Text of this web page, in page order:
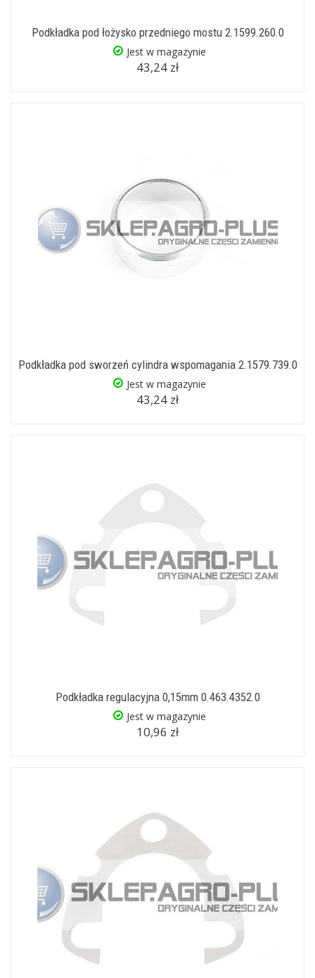
Podkładka pod łożysko przedniego mostu 2.1599.260.0
Jest w magazynie
43,24 zł
Podkładka pod sworzeń cylindra wspomagania 2.1579.739.0
Jest w magazynie
43,24 zł
Podkładka regulacyjna 0,15mm 0.463.4352.0
Jest w magazynie
10,96 zł